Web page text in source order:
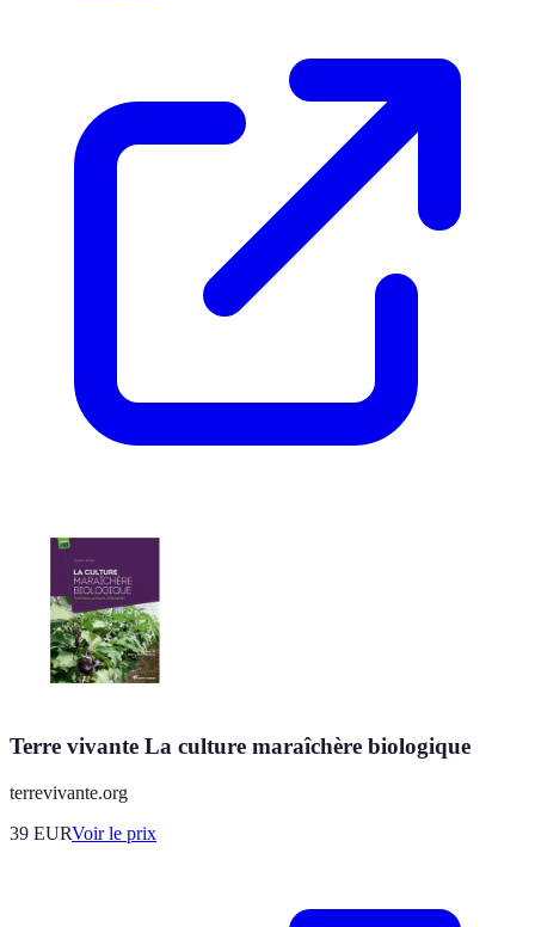
Terre vivante La culture maraîchère biologique
terrevivante.org
39 EURVoir le prix